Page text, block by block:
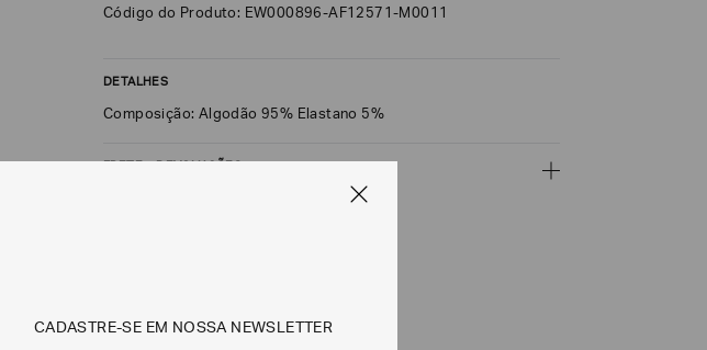
Código do Produto: EW000896-AF12571-M0011
DETALHES
Composição: Algodão 95% Elastano 5%
CADASTRE-SE EM NOSSA NEWSLETTER